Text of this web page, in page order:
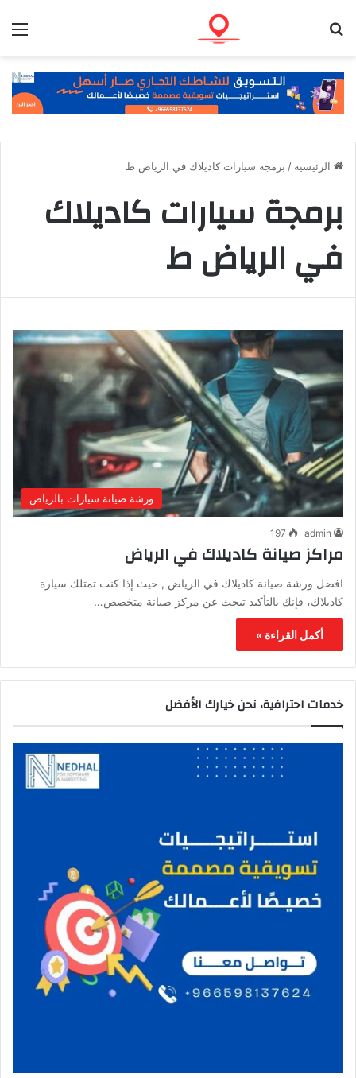
الرئيسية / برمجة سيارات كاديلاك في الرياض ط
برمجة سيارات كاديلاك
في الرياض ط
ورشة صيانة سيارات بالرياض
admin
197
مراكز صيانة كاديلاك في الرياض
افضل ورشة صيانة كاديلاك في الرياض , حيث إذا كنت تمتلك سيارة
كاديلاك، فإنك بالتأكيد تبحث عن مركز صيانة متخصص…
أكمل القراءة »
خدمات احترافية، نحن خيارك الأفضل